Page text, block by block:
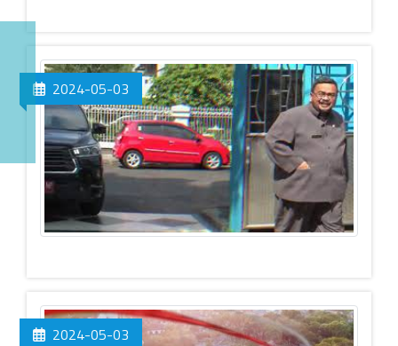
2024-05-03
2024-05-03